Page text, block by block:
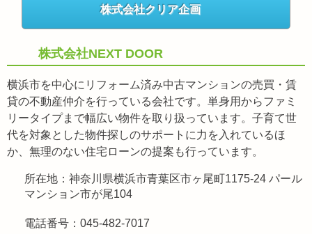
株式会社クリア企画
株式会社NEXT DOOR
横浜市を中心にリフォーム済み中古マンションの売買・賃
貸の不動産仲介を行っている会社です。単身用からファミ
リータイプまで幅広い物件を取り扱っています。子育て世
代を対象とした物件探しのサポートに力を入れているほ
か、無理のない住宅ローンの提案も行っています。
所在地：神奈川県横浜市青葉区市ヶ尾町1175-24 パール
マンション市が尾104
電話番号：045-482-7017